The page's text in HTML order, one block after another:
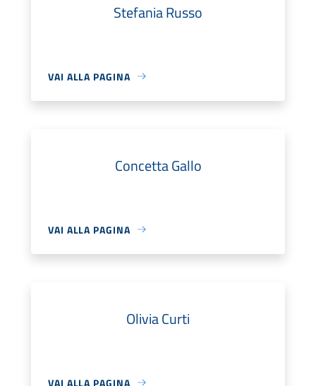
Stefania Russo
VAI ALLA PAGINA
Concetta Gallo
VAI ALLA PAGINA
Olivia Curti
VAI ALLA PAGINA